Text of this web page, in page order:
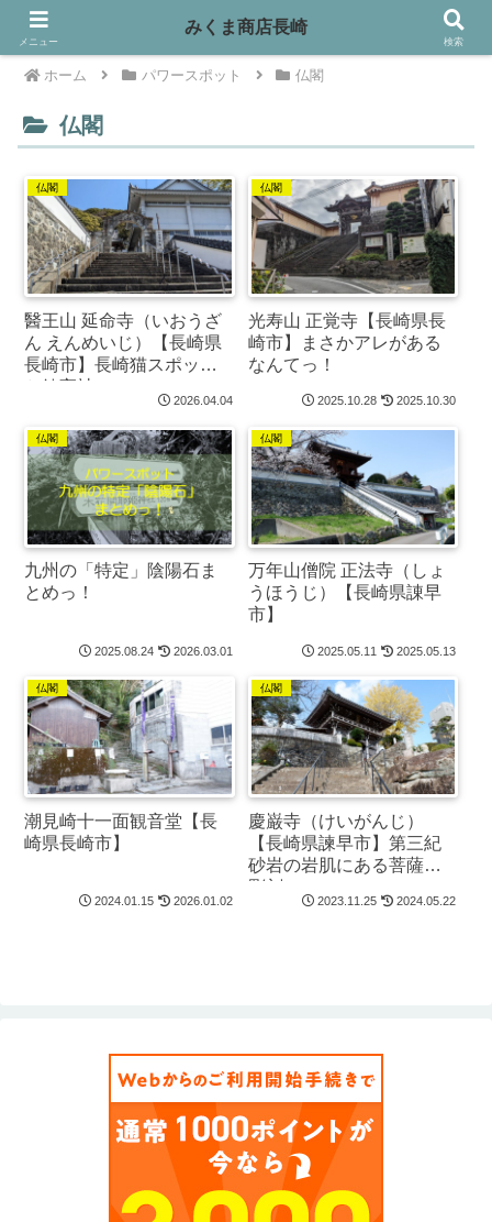
ホーム パワースポット 仏閣
仏閣
仏閣
醫王山 延命寺（いおうざ
ん えんめいじ）【長崎県
長崎市】長崎猫スポット
と鎮守社っ！
2026.04.04
仏閣
光寿山 正覚寺【長崎県長
崎市】まさかアレがある
なんてっ！
2025.10.28 2025.10.30
仏閣
九州の「特定」陰陽石ま
とめっ！
2025.08.24 2026.03.01
仏閣
万年山僧院 正法寺（しょ
うほうじ）【長崎県諌早
市】
2025.05.11 2025.05.13
仏閣
潮見崎十一面観音堂【長
崎県長崎市】
2024.01.15 2026.01.02
仏閣
慶巌寺（けいがんじ）
【長崎県諫早市】第三紀
砂岩の岩肌にある菩薩像
彫刻
2023.11.25 2024.05.22
メニュー
みくま商店長崎
検索